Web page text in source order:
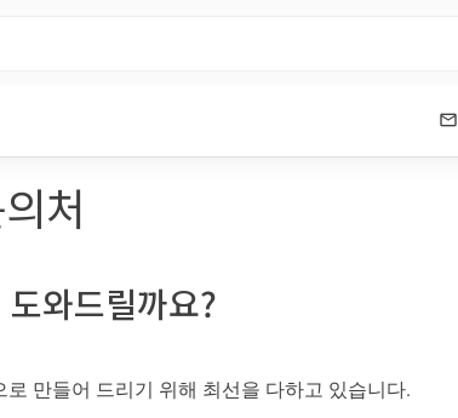
mail
처
와드릴까요?
만들어 드리기 위해 최선을 다하고 있습니다.